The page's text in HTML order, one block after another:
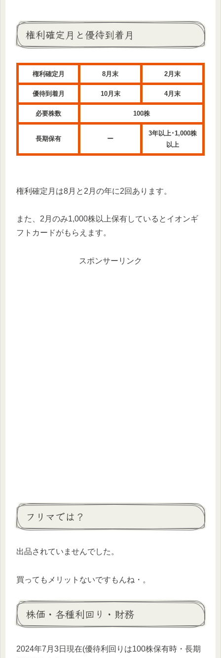
権利確定月と優待到着月
権利確定月 8月末 2月末
優待到着月 10月末 4月末
必要株数 100株
長期保有 ー
3年以上･1,000株
以上
権利確定月は8月と2月の年に2回あります。
また、2月のみ1,000株以上保有しているとイオンギ
フトカードがもらえます。
スポンサーリンク
フリマでは？
出品されていませんでした。
買ってもメリットないですもんね・。
株価・各種利回り・財務
2024年7月3日現在(優待利回りは100株保有時・長期